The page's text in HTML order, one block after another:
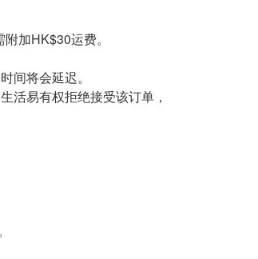
加HK$30运费。
间将会延迟。
活易有权拒绝接受该订单，